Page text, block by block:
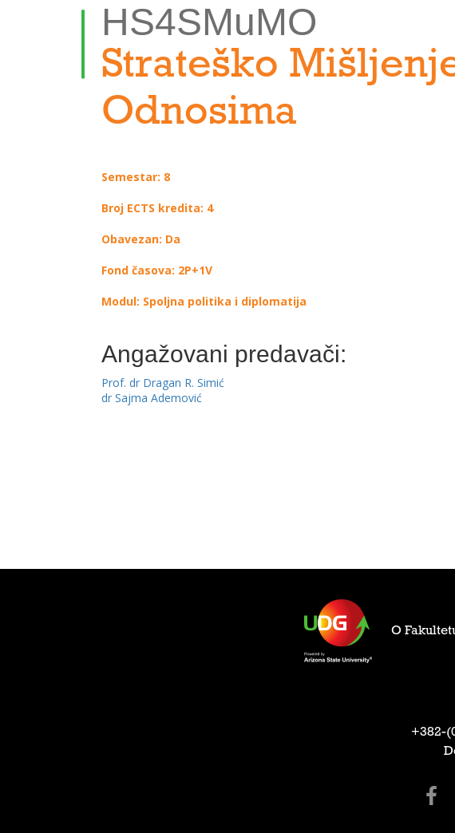
HS4SMuMO
Strateško
Odnosima
Semestar: 8
Broj ECTS kredita: 4
Obavezan: Da
Fond časova: 2P+1V
Modul: Spoljna politika i diplomatija
Angažovani predavači:
Prof. dr Dragan R. Simić
dr Sajma Ademović
O
‎+382-